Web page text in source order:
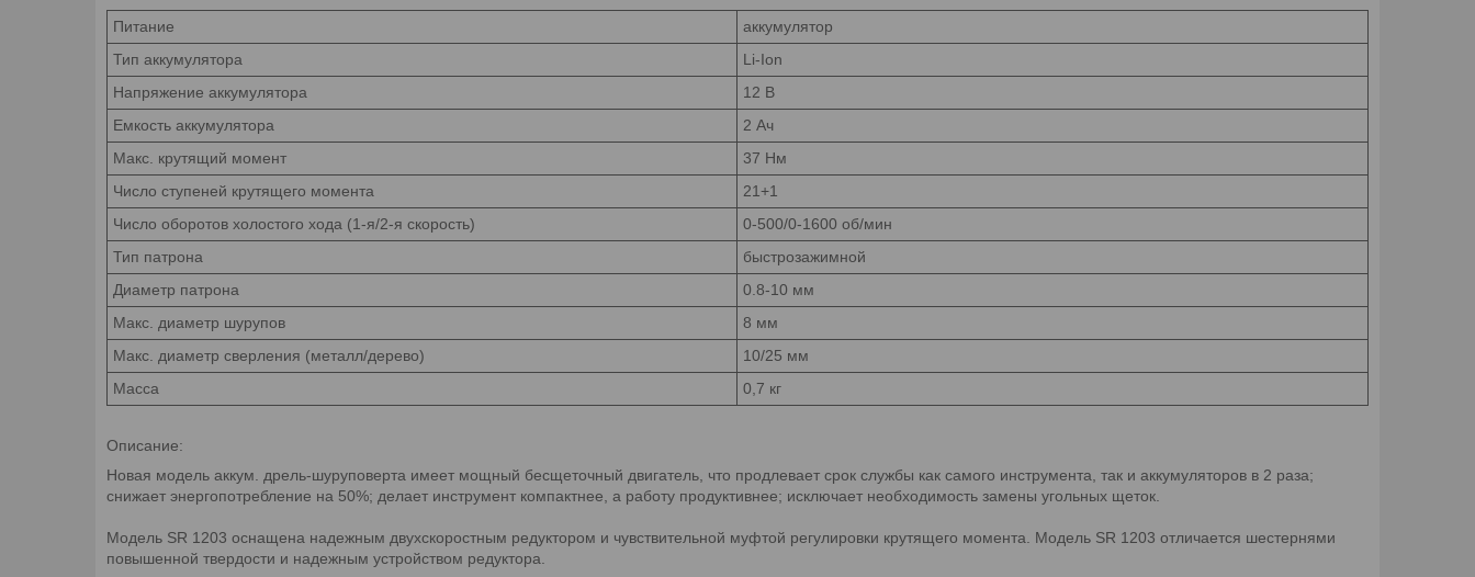
Питание
аккумулятор
Тип аккумулятора
Li-Ion
Напряжение аккумулятора
12 В
Емкость аккумулятора
2 Ач
Макс. крутящий момент
37 Нм
Число ступеней крутящего момента
21+1
Число оборотов холостого хода (1-я/2-я скорость)
0-500/0-1600 об/мин
Тип патрона
быстрозажимной
Диаметр патрона
0.8-10 мм
Макс. диаметр шурупов
8 мм
Макс. диаметр сверления (металл/дерево)
10/25 мм
Масса
0,7 кг
Описание:
Новая модель аккум. дрель-шуруповерта имеет мощный бесщеточный двигатель, что продлевает срок службы как самого инструмента, так и аккумуляторов в 2 раза;
снижает энергопотребление на 50%; делает инструмент компактнее, а работу продуктивнее; исключает необходимость замены угольных щеток.
Модель SR 1203 оснащена надежным двухскоростным редуктором и чувствительной муфтой регулировки крутящего момента. Модель SR 1203 отличается шестернями
повышенной твердости и надежным устройством редуктора.